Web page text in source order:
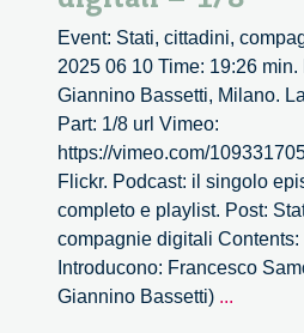
Event: Stati, cittadini,
2025 06 10 Time: 19:26
Giannino Bassetti, Milano.
Part: 1/8 url Vimeo:
https://vimeo.com/
Flickr. Podcast: il singolo
completo e playlist. Post:
compagnie digitali Contents:
Introducono: Francesco
Giannino Bassetti) ...